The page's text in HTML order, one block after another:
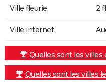
Ville fleurie 2
Ville internet
Quelles sont les villes
Quelles sont les villes